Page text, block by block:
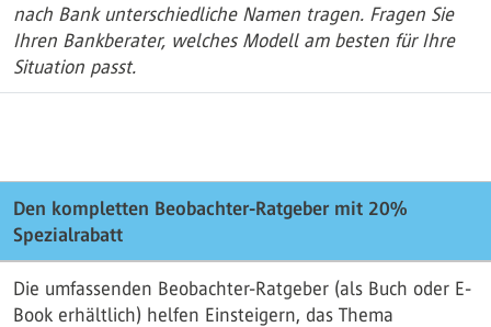
nach Bank unterschiedliche Namen tragen. Fragen Sie
Ihren Bankberater, welches Modell am besten für Ihre
Situation passt.
Den kompletten Beobachter-Ratgeber mit 20%
Spezialrabatt
Die umfassenden Beobachter-Ratgeber (als Buch oder E-
Book erhältlich) helfen Einsteigern, das Thema